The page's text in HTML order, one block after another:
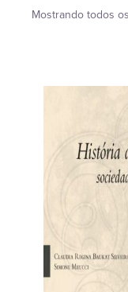
Mostrando todos